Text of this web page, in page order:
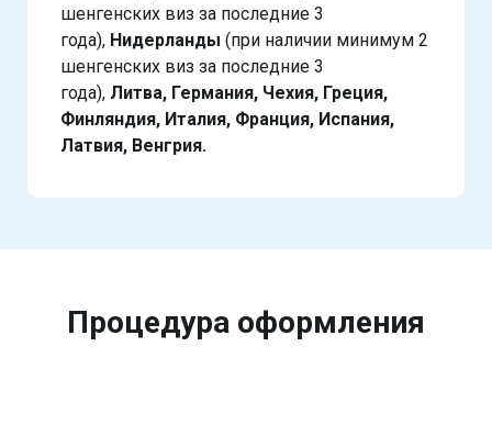
шенгенских виз за последние 3
года), Нидерланды (при наличии минимум 2
шенгенских виз за последние 3
года), Литва, Германия, Чехия, Греция,
Финляндия, Италия, Франция, Испания,
Латвия, Венгрия.
Процедура оформления